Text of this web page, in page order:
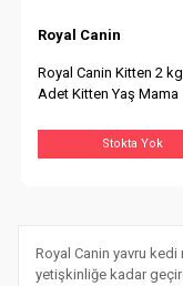
Royal Canin
Royal Canin Kitten 2
Adet Kitten Yaş Mama
Stokta Yok
Royal Canin yavru
yetişkinliğe kadar